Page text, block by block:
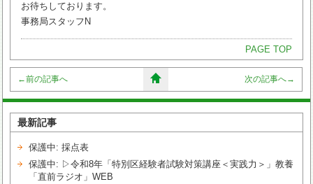
お待ちしております。
事務局スタッフN
PAGE TOP
←前の記事へ 次の記事へ→
最新記事
保護中: 採点表
保護中: ▷令和8年「特別区経験者試験対策講座＜実践力＞」教養
「直前ラジオ」WEB